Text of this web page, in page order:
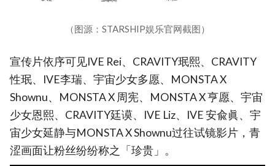
（图源：STARSHIP娱乐官网截图）
宣传片依序可见IVE Rei、CRAVITY珉熙、CRAVITY
性珉、IVE李瑞、宇宙少女多愿、MONSTA X
Shownu、MONSTA X 周宪、MONSTA X 亨愿、宇宙
少女恩熙、CRAVITY廷谟、IVE Liz、IVE 安兪眞、宇
宙少女延静与MONSTA X Shownu过往试镜影片，青
涩画面让粉丝纷纷称之「珍贵」。